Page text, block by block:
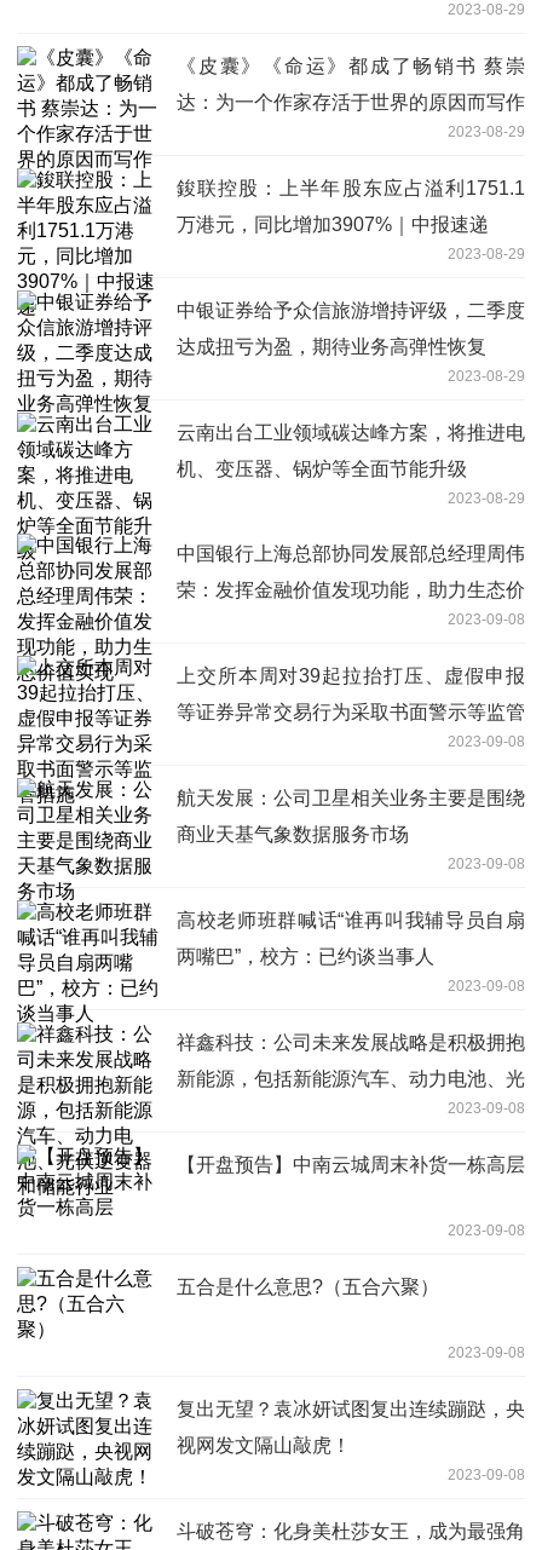
2023-08-29
《皮囊》《命运》都成了畅销书 蔡崇
达：为一个作家存活于世界的原因而写作
2023-08-29
鋑联控股：上半年股东应占溢利1751.1
万港元，同比增加3907%｜中报速递
2023-08-29
中银证券给予众信旅游增持评级，二季度
达成扭亏为盈，期待业务高弹性恢复
2023-08-29
云南出台工业领域碳达峰方案，将推进电
机、变压器、锅炉等全面节能升级
2023-08-29
中国银行上海总部协同发展部总经理周伟
荣：发挥金融价值发现功能，助力生态价
2023-09-08
上交所本周对39起拉抬打压、虚假申报
等证券异常交易行为采取书面警示等监管
2023-09-08
航天发展：公司卫星相关业务主要是围绕
商业天基气象数据服务市场
2023-09-08
高校老师班群喊话“谁再叫我辅导员自扇
两嘴巴”，校方：已约谈当事人
2023-09-08
祥鑫科技：公司未来发展战略是积极拥抱
新能源，包括新能源汽车、动力电池、光
2023-09-08
【开盘预告】中南云城周末补货一栋高层
2023-09-08
五合是什么意思?（五合六聚）
2023-09-08
复出无望？袁冰妍试图复出连续蹦跶，央
视网发文隔山敲虎！
2023-09-08
斗破苍穹：化身美杜莎女王，成为最强角